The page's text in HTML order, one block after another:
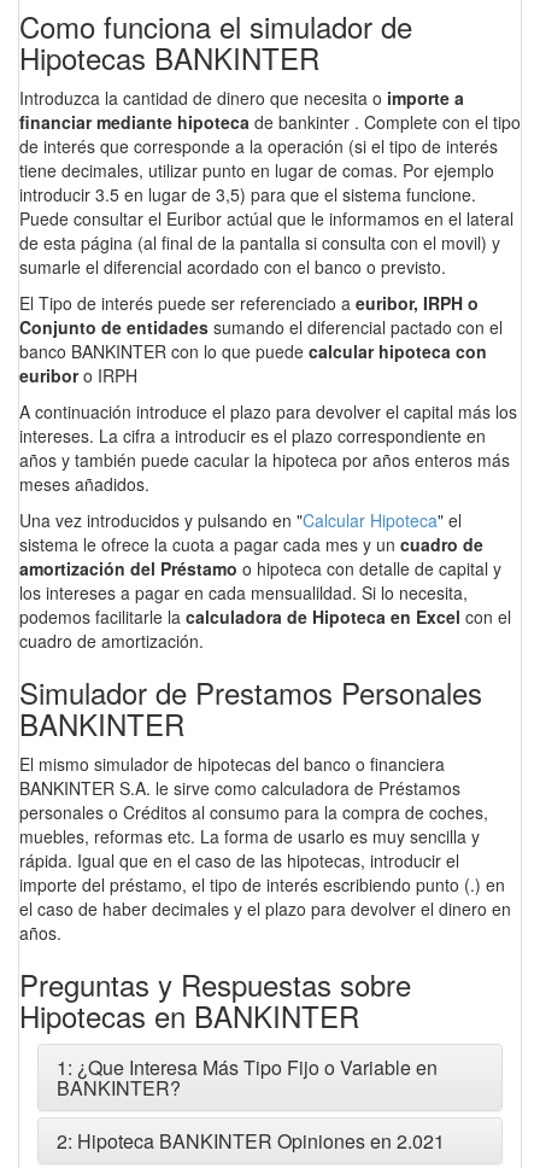
Como funciona el simulador de
Hipotecas BANKINTER
Introduzca la cantidad de dinero que necesita o importe a
financiar mediante hipoteca de bankinter . Complete con el tipo
de interés que corresponde a la operación (si el tipo de interés
tiene decimales, utilizar punto en lugar de comas. Por ejemplo
introducir 3.5 en lugar de 3,5) para que el sistema funcione.
Puede consultar el Euribor actúal que le informamos en el lateral
de esta página (al final de la pantalla si consulta con el movil) y
sumarle el diferencial acordado con el banco o previsto.
El Tipo de interés puede ser referenciado a euribor, IRPH o
Conjunto de entidades sumando el diferencial pactado con el
banco BANKINTER con lo que puede calcular hipoteca con
euriboro IRPH
A continuación introduce el plazo para devolver el capital más los
intereses. La cifra a introducir es el plazo correspondiente en
años y también puede cacular la hipoteca por años enteros más
meses añadidos.
Una vez introducidos y pulsando en "Calcular Hipoteca" el
sistema le ofrece la cuota a pagar cada mes y un cuadro de
amortización del Préstamo o hipoteca con detalle de capital y
los intereses a pagar en cada mensualildad. Si lo necesita,
podemos facilitarle la calculadora de Hipoteca en Excel con el
cuadro de amortización.
Simulador de Prestamos Personales
BANKINTER
El mismo simulador de hipotecas del banco o financiera
BANKINTER S.A. le sirve como calculadora de Préstamos
personales o Créditos al consumo para la compra de coches,
muebles, reformas etc. La forma de usarlo es muy sencilla y
rápida. Igual que en el caso de las hipotecas, introducir el
importe del préstamo, el tipo de interés escribiendo punto (.) en
el caso de haber decimales y el plazo para devolver el dinero en
años.
Preguntas y Respuestas sobre
Hipotecas en BANKINTER
1: ¿Que Interesa Más Tipo Fijo o Variable en
BANKINTER?
2: Hipoteca BANKINTER Opiniones en 2.021